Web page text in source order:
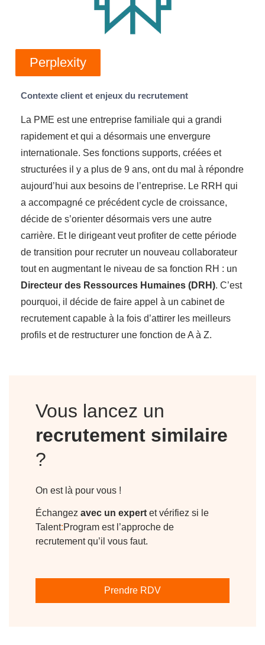
Perplexity
Contexte client et enjeux du recrutement
La PME est une entreprise familiale qui a grandi
rapidement et qui a désormais une envergure
internationale. Ses fonctions supports, créées et
structurées il y a plus de 9 ans, ont du mal à répondre
aujourd’hui aux besoins de l’entreprise. Le RRH qui
a accompagné ce précédent cycle de croissance,
décide de s’orienter désormais vers une autre
carrière. Et le dirigeant veut profiter de cette période
de transition pour recruter un nouveau collaborateur
tout en augmentant le niveau de sa fonction RH : un
Directeur des Ressources Humaines (DRH). C’est
pourquoi, il décide de faire appel à un cabinet de
recrutement capable à la fois d’attirer les meilleurs
profils et de restructurer une fonction de A à Z.
Vous lancez un
recrutement similaire
?
On est là pour vous !
Échangez avec un expert et vérifiez si le
Talent:Program est l’approche de
recrutement qu’il vous faut.
Prendre RDV